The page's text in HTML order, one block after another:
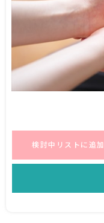
検討中リストに追加